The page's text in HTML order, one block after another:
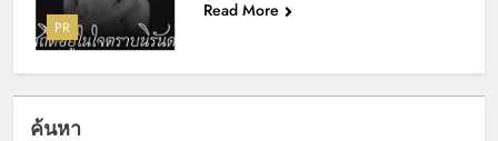
PR
Read More
ค้นหา